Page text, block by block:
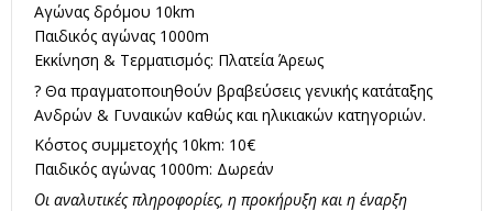
Αγώνας δρόμου 10km
Παιδικός αγώνας 1000m
Εκκίνηση & Τερματισμός: Πλατεία Άρεως
? Θα πραγματοποιηθούν βραβεύσεις γενικής κατάταξης
Ανδρών & Γυναικών καθώς και ηλικιακών κατηγοριών.
Κόστος συμμετοχής 10km: 10€
Παιδικός αγώνας 1000m: Δωρεάν
Οι αναλυτικές πληροφορίες, η προκήρυξη και η έναρξη